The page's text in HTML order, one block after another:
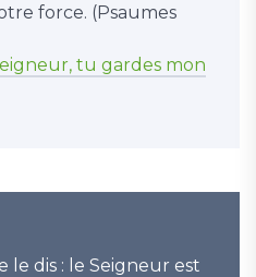
force. (Psaumes
tu gardes mon
le dis : le Seigneur est